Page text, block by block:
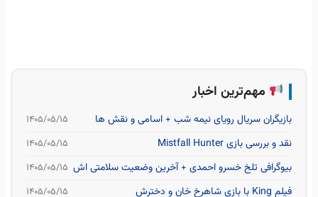
مهم‌ترین اخبار
بازیگران سریال رویای نیمه شب + اسامی و نقش ها ۱۴۰۵/۰۵/۱۵
نقد و بررسی بازی Mistfall Hunter ۱۴۰۵/۰۵/۱۵
بیوگرافی تلخ خسرو احمدی + آخرین وضعیت سلامتی اش ۱۴۰۵/۰۵/۱۵
فیلم King با بازی شاهرخ خان و دخترش ۱۴۰۵/۰۵/۱۵